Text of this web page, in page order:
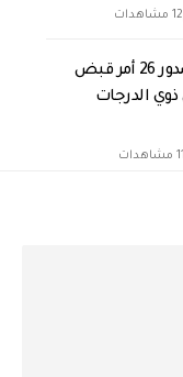
12 مشاهدات
النزاهة تعلن صدور 26 أمر قبض
الدرجات
11 مشاهدات